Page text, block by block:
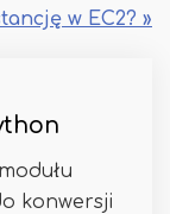
w EC2? »
konwersji